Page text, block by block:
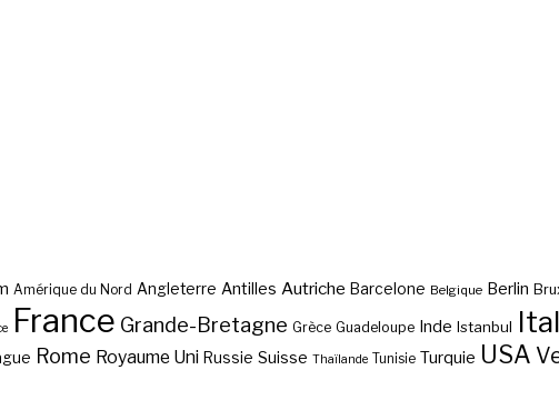
Amérique du Nord Angleterre Antilles Autriche Barcelone Belgique Berlin
France Grande-Bretagne Grèce Guadeloupe Inde Istanbul
Rome Royaume Uni Russie Suisse Thaïlande Tunisie Turquie USA